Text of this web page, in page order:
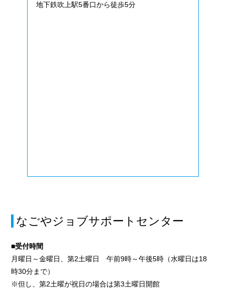
地下鉄吹上駅5番口から徒歩5分
なごやジョブサポートセンター
■受付時間
月曜日～金曜日、第2土曜日 午前9時～午後5時（水曜日は18
時30分まで）
※但し、第2土曜が祝日の場合は第3土曜日開館